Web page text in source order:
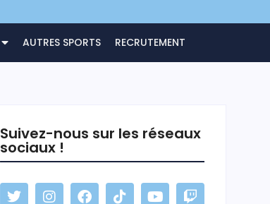
AUTRES SPORTS RECRUTEMENT
Suivez-nous sur les réseaux
sociaux !